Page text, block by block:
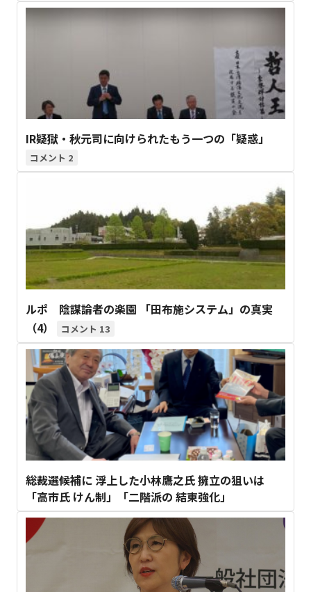
IR疑獄・秋元司に向けられたもう一つの「疑惑」
2
ルポ 陰謀論者の楽園 「田布施システム」の真実
（4）
13
総裁選候補に 浮上した小林鷹之氏 擁立の狙いは
「高市氏 けん制」「二階派の 結束強化」